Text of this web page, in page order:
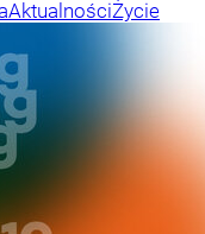
AktualnościŻycie